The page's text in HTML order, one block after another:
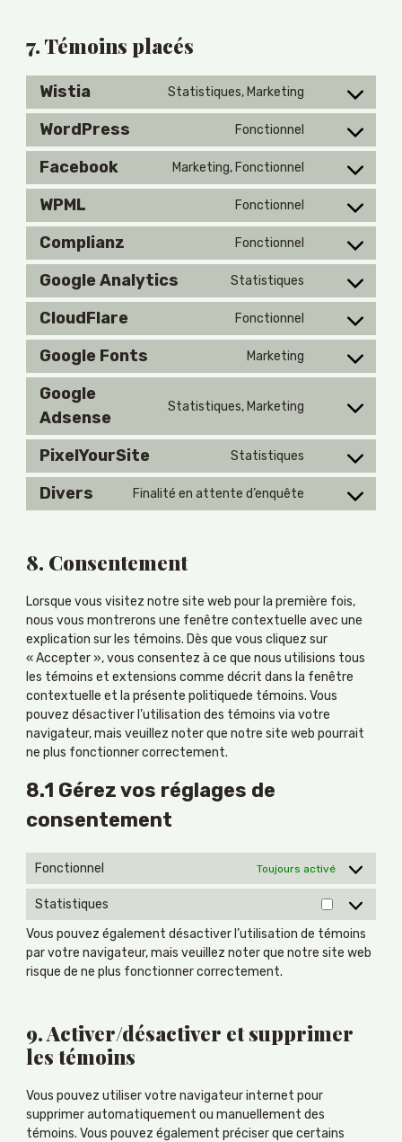
7. Témoins placés
Wistia Statistiques, Marketing
Consent
service
WordPress Fonctionnel
Consent
service
Facebook Marketing, Fonctionnel
Consent
service
WPML Fonctionnel
Consent
service
Complianz Fonctionnel
Consent
service
Google Analytics Statistiques
Consent
service
analytics
CloudFlare Fonctionnel
Consent
service
Google Fonts Marketing
Consent
service
fonts
Google
Adsense
Statistiques, Marketing
Consent
to
service
google-
adsense
PixelYourSite Statistiques
Consent
service
Divers Finalité en attente d’enquête
Consent
8. Consentement
Lorsque vous visitez notre site web pour la première fois,
nous vous montrerons une fenêtre contextuelle avec une
explication sur les témoins. Dès que vous cliquez sur
« Accepter », vous consentez à ce que nous utilisions tous
les témoins et extensions comme décrit dans la fenêtre
contextuelle et la présente politiquede témoins. Vous
pouvez désactiver l’utilisation des témoins via votre
navigateur, mais veuillez noter que notre site web pourrait
ne plus fonctionner correctement.
8.1 Gérez vos réglages de
consentement
Fonctionnel Toujours activé
Statistiques
Vous pouvez également désactiver l’utilisation de témoins
par votre navigateur, mais veuillez noter que notre site web
risque de ne plus fonctionner correctement.
9. Activer/désactiver et supprimer
les témoins
Vous pouvez utiliser votre navigateur internet pour
supprimer automatiquement ou manuellement des
témoins. Vous pouvez également préciser que certains